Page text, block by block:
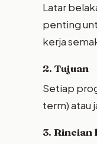
Latar
penting
kerja
2. Tujuan
Setiap
term) atau
3. Rincian